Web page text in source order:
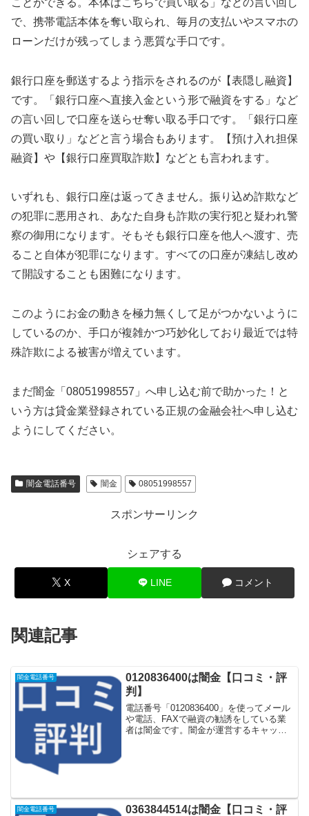
で、携帯電話本体を奪い取られ、毎月の支払いやスマホの
ローンだけが残ってしまう悪質な手口です。
銀行口座を郵送するよう指示をされるのが【表隠し融資】
です。「銀行口座へ直接入金という形で融資をする」など
の言い回しで口座を送らせ奪い取る手口です。「銀行口座
の買い取り」などと言う場合もあります。【預け入れ担保
融資】や【銀行口座買取詐欺】などとも言われます。
いずれも、銀行口座は返ってきません。振り込め詐欺など
の犯罪に悪用され、あなた自身も詐欺の実行犯と疑われ警
察の御用になります。そもそも銀行口座を他人へ渡す、売
ること自体が犯罪になります。すべての口座が凍結し改め
て開設することも困難になります。
このようにお金の動きを極力無くして足がつかないように
しているのか、手口が複雑かつ巧妙化しており最近では特
殊詐欺による被害が増えています。
まだ闇金「08051998557」へ申し込む前で助かった！と
いう方は貸金業登録されている正規の金融会社へ申し込む
ようにしてください。
闇金電話番号 闇金 08051998557
スポンサーリンク
シェアする
X LINE コメント
関連記事
闇金電話番号
0120836400は闇金【口コミ・評
判】
電話番号「0120836400」を使ってメール
や電話、FAXで融資の勧誘をしている業
者は闇金です。闇金が運営するキャッシ
闇金電話番号
0363844514は闇金【口コミ・評